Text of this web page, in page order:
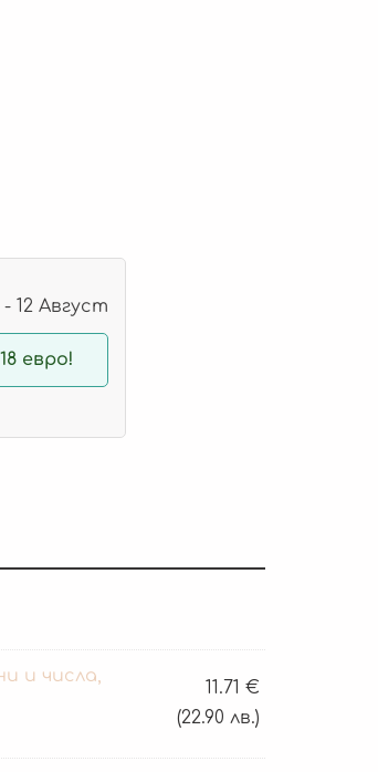
- 12 Август
евро!
и числа,
11.71 €
(22.90 лв.)